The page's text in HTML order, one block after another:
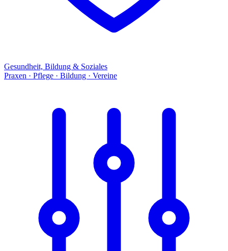
Gesundheit, Bildung & Soziales
Praxen · Pflege · Bildung · Vereine